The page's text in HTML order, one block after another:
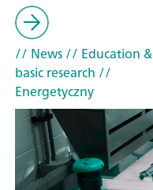
// News// Education &
basic research //
Energetyczny